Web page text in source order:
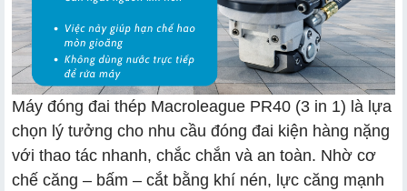
Máy đóng đai thép Macroleague PR40 (3 in 1) là lựa
chọn lý tưởng cho nhu cầu đóng đai kiện hàng nặng
với thao tác nhanh, chắc chắn và an toàn. Nhờ cơ
chế căng – bấm – cắt bằng khí nén, lực căng mạnh